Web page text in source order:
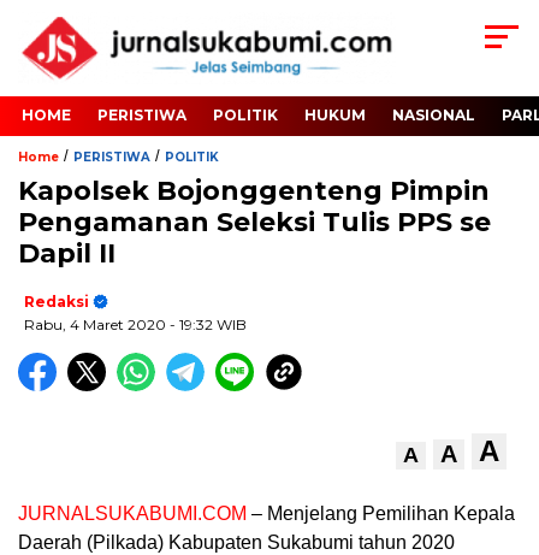
HOME PERISTIWA POLITIK HUKUM NASIONAL
Home / PERISTIWA / POLITIK
Kapolsek Bojonggenteng Pimpin
Pengamanan Seleksi Tulis PPS se
Dapil II
Redaksi
Rabu, 4 Maret 2020 - 19:32 WIB
A A A
JURNALSUKABUMI.COM – Menjelang Pemilihan Kepala
Daerah (Pilkada) Kabupaten Sukabumi tahun 2020